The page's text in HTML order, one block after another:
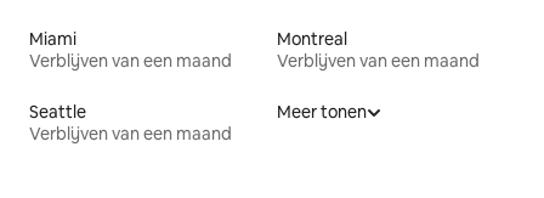
Miami
Verblijven van een maand
Montreal
Verblijven van een maand
Seattle
Verblijven van een maand
Meer tonen